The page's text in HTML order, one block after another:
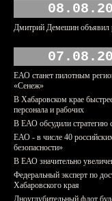
Дмитрий Демешин объявил
ЕАО станет пилотным
«Сенеж»
В Хабаровском крае
персонала и рабочих
В ЕАО обсудили стратегию
ЕАО - в числе 40
безопасности»
В ЕАО значительно
Федеральный эксперт по
Хабаровского края
Дноуглубительный флот